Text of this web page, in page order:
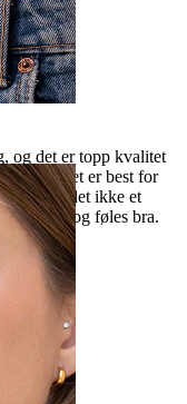
og det er topp kvalitet
så det er best for
er det ikke et
og føles bra.